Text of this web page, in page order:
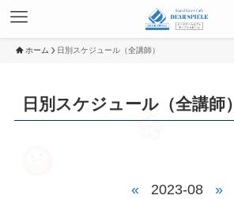
ホーム 日別スケジュール（全講師）
日別スケジュール（全講師）
« 2023-08 »